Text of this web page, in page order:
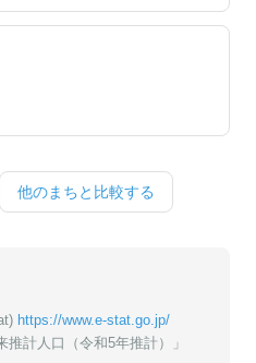
他のまちと比較する
https://www.e-stat.go.jp/
計人口（令和5年推計）」